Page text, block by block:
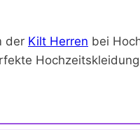
der Kilt Herren bei